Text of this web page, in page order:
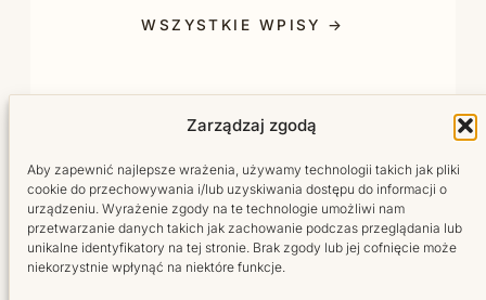
Zarządzaj zgodą
Aby zapewnić najlepsze wrażenia, używamy technologii takich jak pliki
cookie do przechowywania i/lub uzyskiwania dostępu do informacji o
urządzeniu. Wyrażenie zgody na te technologie umożliwi nam
przetwarzanie danych takich jak zachowanie podczas przeglądania lub
unikalne identyfikatory na tej stronie. Brak zgody lub jej cofnięcie może
niekorzystnie wpłynąć na niektóre funkcje.
WSZYSTKIE WPISY →
Salon fryzjersko-kosmetyczny w sercu Wilanowa.
Tworzymy miejsce, do którego wraca się z radością.